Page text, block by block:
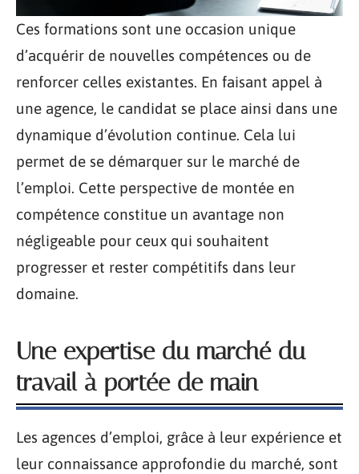
Ces formations sont une occasion unique
d’acquérir de nouvelles compétences ou de
renforcer celles existantes. En faisant appel à
une agence, le candidat se place ainsi dans une
dynamique d’évolution continue. Cela lui
permet de se démarquer sur le marché de
l’emploi. Cette perspective de montée en
compétence constitue un avantage non
négligeable pour ceux qui souhaitent
progresser et rester compétitifs dans leur
domaine.
Une expertise du marché du
travail à portée de main
Les agences d’emploi, grâce à leur expérience et
leur connaissance approfondie du marché, sont